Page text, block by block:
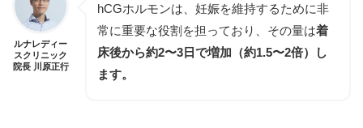
ルナレディー
スクリニック
院長 川原正行
hCGホルモンは、妊娠を維持するために非
常に重要な役割を担っており、その量は着
床後から約2〜3日で増加（約1.5〜2倍）し
ます。